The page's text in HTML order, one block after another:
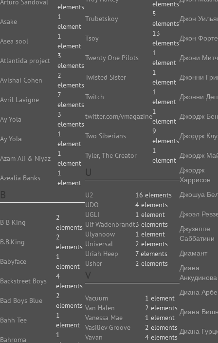
Arturo Sandoval
elements
Asake
1
element
Asea sool
1
element
Atlantida project
3
elements
Avishai Cohen
2
elements
Avril Lavigne
7
elements
Ay Yola
3
elements
Ay Yolа
1
element
Azam Ali & Niyaz
1
element
Azealia Banks
1
element
B
B B King
2
elements
B.B.King
2
elements
Babyface
1
element
Backstreet Boys
4
elements
Bad Boys Blue
2
elements
Bahh Tee
1
element
Bahroma
1
elements
Trubetskoy
5
elements
Tsoy
13
elements
Twenty One Pilots
1
element
Twisted Sister
1
element
Twitch
1
element
twitter.com/vmagazine
1
element
Two Siberians
9
elements
Tyler, The Creator
1
element
U
U2
16 elements
UDO
4 elements
UGLI
1 element
Ulf Wadenbrandt3 elements
Ulyanoow
1 element
Universal
2 elements
Uriah Heep
7 elements
Usher
2 elements
V
Vacuum
1 element
Van Halen
2 elements
Vanessa Mae
1 element
Vasiliev Groove
2 elements
Vavan
4 elements
Джон
Джон Форте
Джони
Джонни
Джонни
Джордж
Джордж
Джордж
Джордж
Харрисон
Джошуа
Джоэл
Джузеппе
Саббатини
Диамант
Диана
Анкудинова
Диана
Диана
Диана